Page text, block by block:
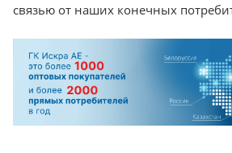
связью от наших конечных